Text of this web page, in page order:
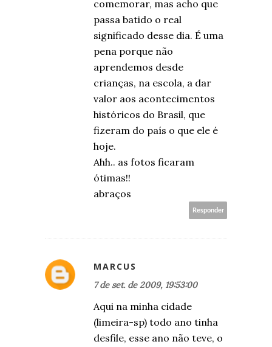
comemorar, mas acho que
passa batido o real
significado desse dia. É uma
pena porque não
aprendemos desde
crianças, na escola, a dar
valor aos acontecimentos
históricos do Brasil, que
fizeram do país o que ele é
hoje.
Ahh.. as fotos ficaram
ótimas!!
abraços
Responder
MARCUS
7 de set. de 2009, 19:53:00
Aqui na minha cidade
(limeira-sp) todo ano tinha
desfile, esse ano não teve, o